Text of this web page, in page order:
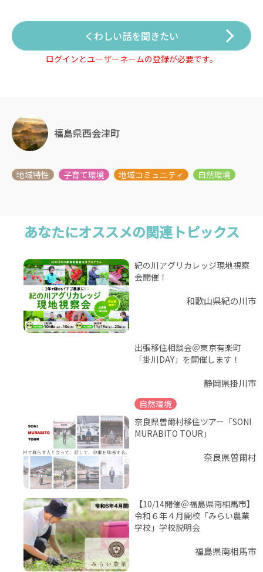
くわしい話を聞きたい
ログインとユーザーネームの登録が必要です。
福島県西会津町
あなたにオススメの関連トピックス
紀の川アグリカレッジ現地視察
会開催！
和歌山県紀の川市
出張移住相談会＠東京有楽町
「掛川DAY」を開催します！
静岡県掛川市
自然環境
奈良県曽爾村移住ツアー「SONI
MURABITO TOUR」
奈良県曽爾村
【10/14開催＠福島県南相馬市】
令和６年４月開校「みらい農業
学校」学校説明会
福島県南相馬市